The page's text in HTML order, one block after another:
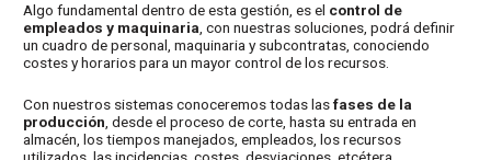
Algo fundamental dentro de esta gestión, es el control de
empleados y maquinaria, con nuestras soluciones, podrá definir
un cuadro de personal, maquinaria y subcontratas, conociendo
costes y horarios para un mayor control de los recursos.
Con nuestros sistemas conoceremos todas lasfases de la
producción , desde el proceso de corte, hasta su entrada en
almacén, los tiempos manejados, empleados, los recursos